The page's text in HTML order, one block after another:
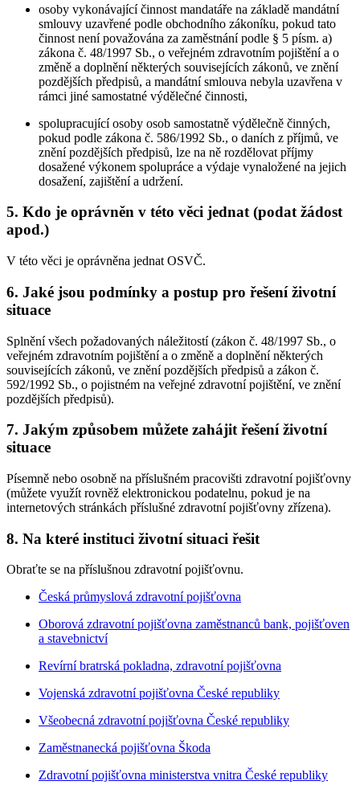
osoby vykonávající činnost mandatáře na základě mandátní
smlouvy uzavřené podle obchodního zákoníku, pokud tato
činnost není považována za zaměstnání podle § 5 písm. a)
zákona č. 48/1997 Sb., o veřejném zdravotním pojištění a o
změně a doplnění některých souvisejících zákonů, ve znění
pozdějších předpisů, a mandátní smlouva nebyla uzavřena v
rámci jiné samostatné výdělečné činnosti,
spolupracující osoby osob samostatně výdělečně činných,
pokud podle zákona č. 586/1992 Sb., o daních z příjmů, ve
znění pozdějších předpisů, lze na ně rozdělovat příjmy
dosažené výkonem spolupráce a výdaje vynaložené na jejich
dosažení, zajištění a udržení.
5. Kdo je oprávněn v této věci jednat (podat žádost
apod.)
V této věci je oprávněna jednat OSVČ.
6. Jaké jsou podmínky a postup pro řešení životní
situace
Splnění všech požadovaných náležitostí (zákon č. 48/1997 Sb., o
veřejném zdravotním pojištění a o změně a doplnění některých
souvisejících zákonů, ve znění pozdějších předpisů a zákon č.
592/1992 Sb., o pojistném na veřejné zdravotní pojištění, ve znění
pozdějších předpisů).
7. Jakým způsobem můžete zahájit řešení životní
situace
Písemně nebo osobně na příslušném pracovišti zdravotní pojišťovny
(můžete využít rovněž elektronickou podatelnu, pokud je na
internetových stránkách příslušné zdravotní pojišťovny zřízena).
8. Na které instituci životní situaci řešit
Obraťte se na příslušnou zdravotní pojišťovnu.
Česká průmyslová zdravotní pojišťovna
Oborová zdravotní pojišťovna zaměstnanců bank, pojišťoven
a stavebnictví
Revírní bratrská pokladna, zdravotní pojišťovna
Vojenská zdravotní pojišťovna České republiky
Všeobecná zdravotní pojišťovna České republiky
Zaměstnanecká pojišťovna Škoda
Zdravotní pojišťovna ministerstva vnitra České republiky